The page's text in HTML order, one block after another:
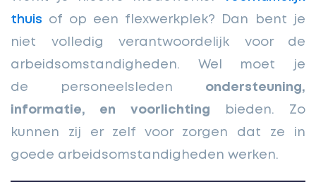
thuis of op een flexwerkplek? Dan bent je
niet volledig verantwoordelijk voor de
arbeidsomstandigheden. Wel moet je
de personeelsleden ondersteuning,
informatie, en voorlichting bieden. Zo
kunnen zij er zelf voor zorgen dat ze in
goede arbeidsomstandigheden werken.